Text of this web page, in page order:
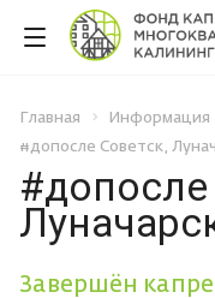
Главная Информация
#допосле Советск,
Завершён